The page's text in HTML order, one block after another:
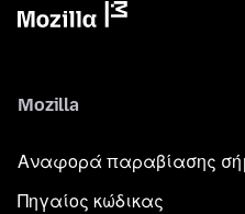
Mozilla
Αναφορά παραβίασης
Πηγαίος κώδικας